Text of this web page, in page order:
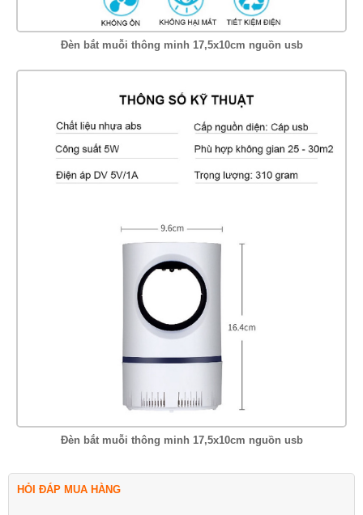
Đèn bắt muỗi thông minh 17,5x10cm nguồn usb
Đèn bắt muỗi thông minh 17,5x10cm nguồn usb
HỎI ĐÁP MUA HÀNG